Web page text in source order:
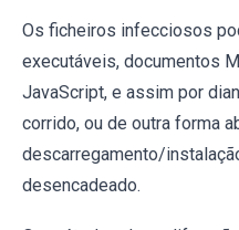
Os ficheiros infecciosos
executáveis, documentos
JavaScript, e assim por
corrido, ou de outra forma
descarregamento/
desencadeado.